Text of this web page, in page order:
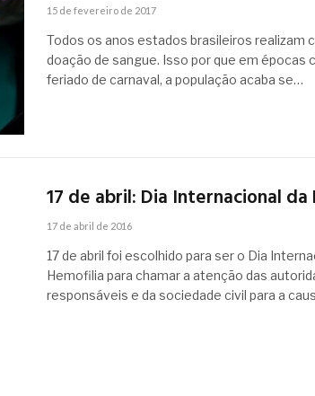
15 de fevereiro de 2017
Todos os anos estados brasileiros realizam
doação de sangue. Isso por que em épocas
feriado de carnaval, a população acaba se…
17 de abril: Dia Internacional
17 de abril de 2016
17 de abril foi escolhido para ser o Dia
Hemofilia para chamar a atenção das
responsáveis e da sociedade civil para a